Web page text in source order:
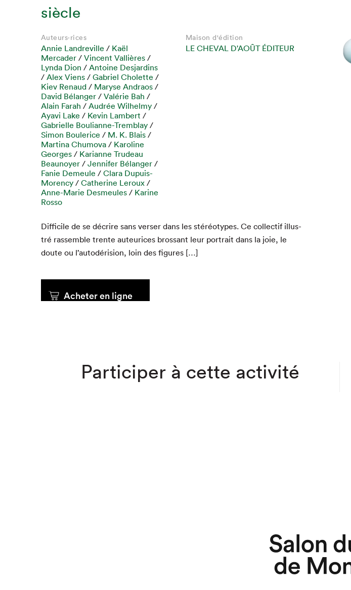
Que cherchez-vous?
siècle
Auteurs·rices
Annie Landreville / Kaël
Mercader/ Vincent Vallières/
Lynda Dion / Antoine Desjardins
/ Alex Viens/ Gabriel Cholette /
Kiev Renaud/ Maryse Andraos/
David Bélanger/ Valérie Bah /
Alain Farah / Audrée Wilhelmy/
Ayavi Lake / Kevin Lambert /
Gabrielle Boulianne-Tremblay/
Simon Boulerice / M. K. Blais/
Martina Chumova/ Karoline
Georges/ Karianne Trudeau
Beaunoyer/ Jennifer Bélanger/
Fanie Demeule / Clara Dupuis-
Morency/ Catherine Leroux/
Anne-Marie Desmeules/ Karine
Rosso
Maison d'édition
LE CHEVAL D'AOÛT ÉDITEUR
Dif­fi­cile de se décrire sans vers­er dans les stéréo­types. Ce col­lec­tif illus­
tré rassem­ble trente auteurices brossant leur por­trait dans la joie, le
doute ou l’autodérision, loin des figures […]
Acheter en ligne
Participer à cette activité